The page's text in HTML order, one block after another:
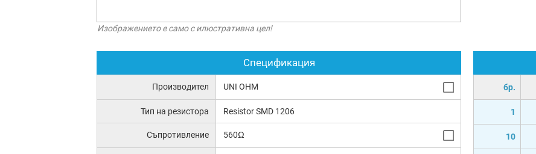
Изображението е само с илюстративна цел!
Спецификация
Производител UNI OHM
Тип на резистора Resistor SMD 1206
Съпротивление 560Ω
бр.
1
10